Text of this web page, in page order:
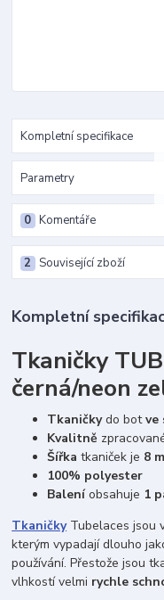
Kompletní specifikace
Parametry
Komentáře
0
Související zboží
2
Kompletní
Tkaničky
černá/neon
Tkaničkydo botve
Kvalitně
Šířkatkaniček je 8
100% polyester
Baleníobsahuje 1
TkaničkyTubelaces jsou
kterým vypadají dlouho
používání. Přestože jsou
vlhkostí velmi rychle